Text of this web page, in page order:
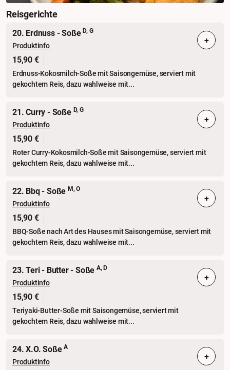
Reisgerichte
20. Erdnuss - SoßeD, G
Produktinfo
15,90 €
Erdnuss-Kokosmilch-Soße mit Saisongemüse, serviert mit
gekochtem Reis, dazu wahlweise mit...
+
21. Curry - Soße D, G
Produktinfo
15,90 €
Roter Curry-Kokosmilch-Soße mit Saisongemüse, serviert mit
gekochtem Reis, dazu wahlweise mit...
+
22. Bbq - Soße M, O
Produktinfo
15,90 €
BBQ-Soße nach Art des Hauses mit Saisongemüse, serviert mit
gekochtem Reis, dazu wahlweise mit...
+
23. Teri - Butter - Soße A, D
Produktinfo
15,90 €
Teriyaki-Butter-Soße mit Saisongemüse, serviert mit
gekochtem Reis, dazu wahlweise mit...
+
24. X.O. SoßeA
Produktinfo +